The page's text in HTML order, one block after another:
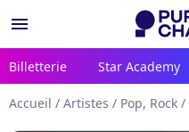
menu
Billetterie Star Academy
Accueil / Artistes / Pop, Rock /